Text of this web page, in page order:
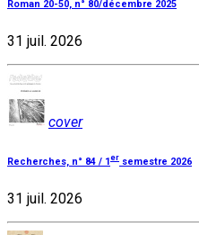
Roman 20-50, n° 80/décembre 2025
31 juil. 2026
cover
Recherches, n° 84 / 1er semestre 2026
31 juil. 2026